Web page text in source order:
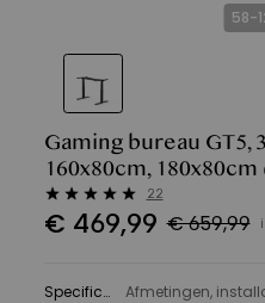
58-
Gaming bureau
160x80cm, 180x80cm
22
€ 469,99 € 659,99
Specificatie :
Afmetingen,